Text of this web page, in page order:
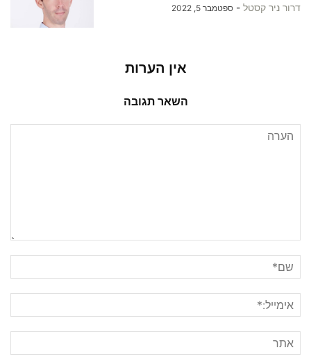
דרור ניר קסטל - ספטמבר 5, 2022
אין הערות
השאר תגובה